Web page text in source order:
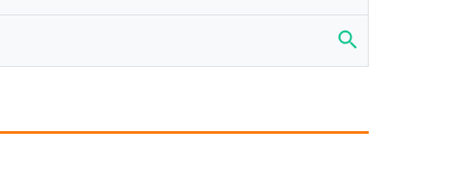
search